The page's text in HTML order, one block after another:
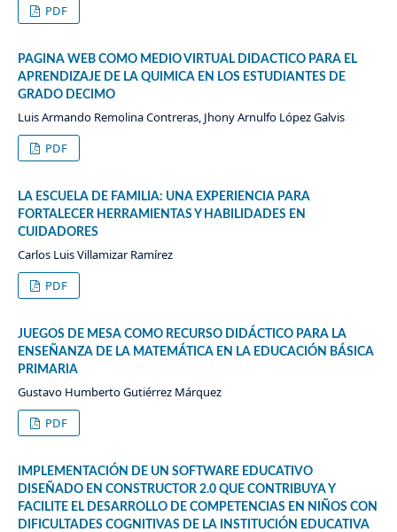
PDF
PAGINA WEB COMO MEDIO VIRTUAL DIDACTICO PARA EL
APRENDIZAJE DE LA QUIMICA EN LOS ESTUDIANTES DE
GRADO DECIMO
Luis Armando Remolina Contreras, Jhony Arnulfo López Galvis
PDF
LA ESCUELA DE FAMILIA: UNA EXPERIENCIA PARA
FORTALECER HERRAMIENTAS Y HABILIDADES EN
CUIDADORES
Carlos Luis Villamizar Ramírez
PDF
JUEGOS DE MESA COMO RECURSO DIDÁCTICO PARA LA
ENSEÑANZA DE LA MATEMÁTICA EN LA EDUCACIÓN BÁSICA
PRIMARIA
Gustavo Humberto Gutiérrez Márquez
PDF
IMPLEMENTACIÓN DE UN SOFTWARE EDUCATIVO
DISEÑADO EN CONSTRUCTOR 2.0 QUE CONTRIBUYA Y
FACILITE EL DESARROLLO DE COMPETENCIAS EN NIÑOS CON
DIFICULTADES COGNITIVAS DE LA INSTITUCIÓN EDUCATIVA